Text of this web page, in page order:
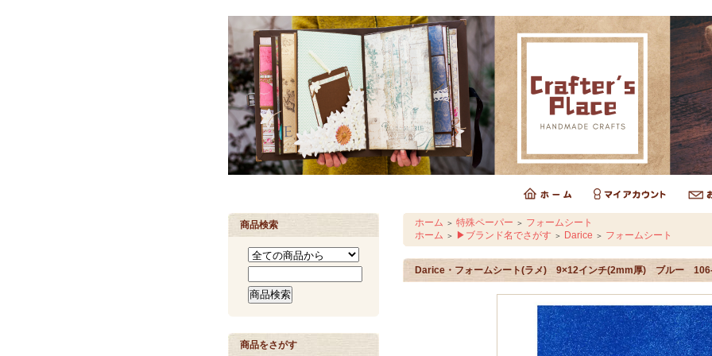
商品検索
商品をさがす
ホーム ＞ 特殊ペーパー ＞ フォームシート
ホーム ＞ ▶ブランド名でさがす ＞ Darice ＞ フォームシート
Darice・フォームシート(ラメ) 9×12インチ(2mm厚) ブルー